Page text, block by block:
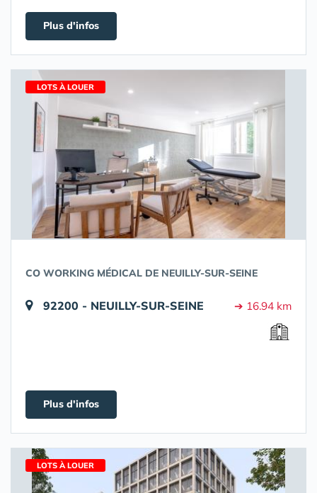
Plus d'infos
LOTS À LOUER
CO WORKING MÉDICAL DE NEUILLY-SUR-SEINE
92200 - NEUILLY-SUR-SEINE ➔ 16.94 km
Plus d'infos
LOTS À LOUER